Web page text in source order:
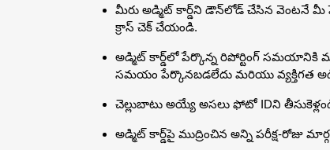
మీరు అడ్మిట్ కార్డ్‌ని డౌన్‌లోడ్ చేసిన వెంటనే మీ
క్రాస్ చెక్ చేయండి.
అడ్మిట్ కార్డ్‌లో పేర్కొన్న రిపోర్టింగ్ సమయానికి
సమయం పేర్కొనబడలేదు మరియు వ్యక్తిగత
చెల్లుబాటు అయ్యే అసలు ఫోటో IDని
అడ్మిట్ కార్డ్‌పై ముద్రించిన అన్ని పరీక్ష-రోజు